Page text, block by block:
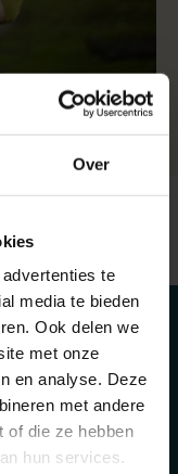
Over
te
media te bieden
Ook delen we
met onze
en analyse. Deze
met andere
of die ze hebben
hun services.
en